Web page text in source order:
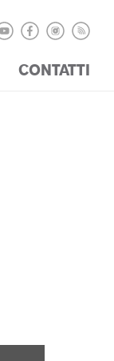
CONTATTI